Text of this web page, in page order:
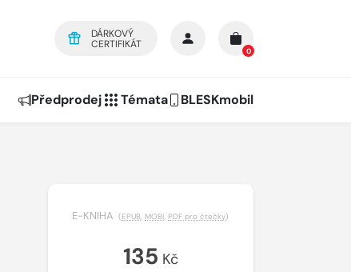
DÁRKOVÝ
CERTIFIKÁT
0
Předprodej Témata BLESKmobil
E-KNIHA (EPUB, MOBI, PDF pro čtečky)
135 Kč